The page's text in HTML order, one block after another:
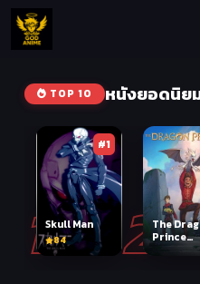
TOP 10 หนังยอดนิย
1
#1
Skull Man
84 2The
Prince
Season2